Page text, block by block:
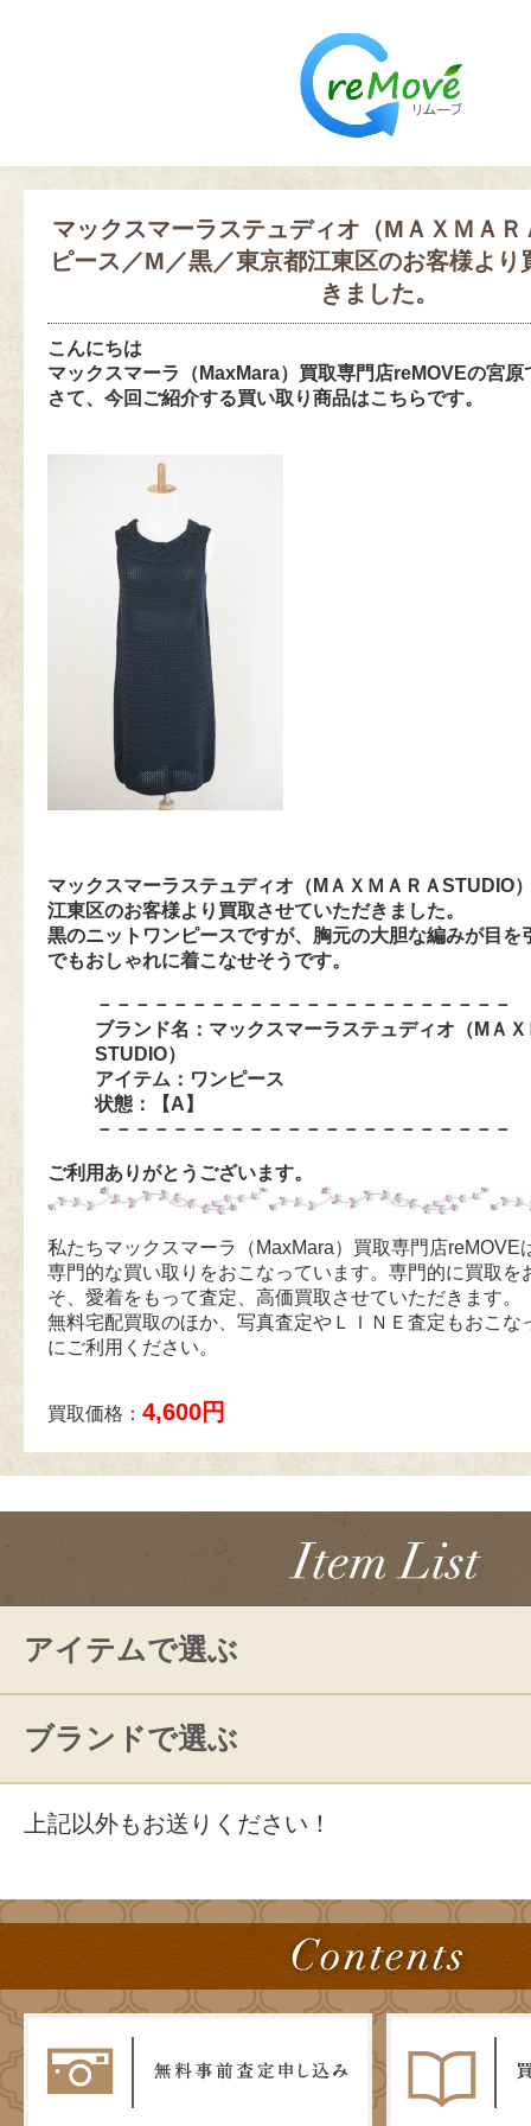
マックスマーラステュディオ（MＡＸＭＡ
ピース／M／黒／東京都江東区のお客様より
きました。
こんにちは
マックスマーラ（MaxMara）買取専門店reMOVEの宮原
さて、今回ご紹介する買い取り商品はこちらです。
マックスマーラステュディオ（MＡＸＭＡＲＡSTUDIO
江東区のお客様より買取させていただきました。
黒のニットワンピースですが、胸元の大胆な編みが目を
でもおしゃれに着こなせそうです。
－－－－－－－－－－－－－－－－－－－－－－
ブランド名： マックスマーラステュディオ（MＡ
STUDIO）
アイテム：ワンピース
状態：【A】
－－－－－－－－－－－－－－－－－－－－－－
ご利用ありがとうございます。
私たちマックスマーラ（MaxMara）買取専門店reMOVE
専門的な買い取りをおこなっています。専門的に買取を
そ、愛着をもって査定、高価買取させていただきます。
無料宅配買取のほか、写真査定やＬＩＮＥ査定もおこな
にご利用ください。
買取価格： 4,600円
アイテムで選ぶ
ブランドで選ぶ
上記以外もお送りください！